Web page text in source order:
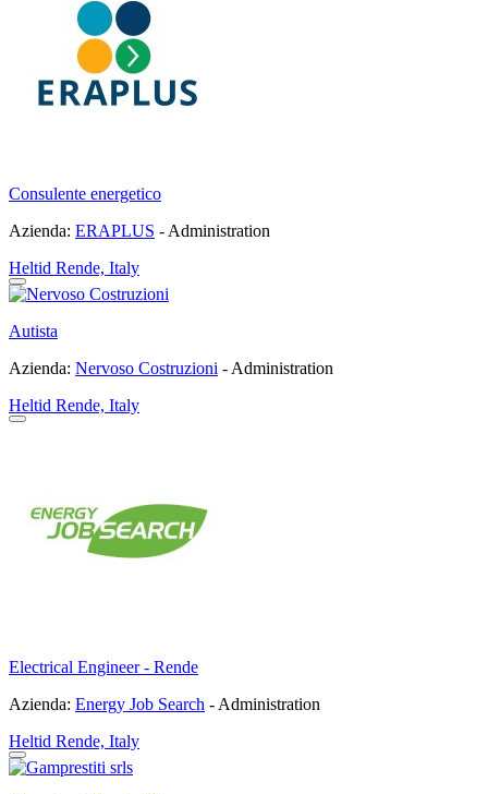
Consulente energetico
Azienda: ERAPLUS - Administration
Heltid Rende, Italy
Autista
Azienda: Nervoso Costruzioni - Administration
Heltid Rende, Italy
Electrical Engineer - Rende
Azienda: Energy Job Search - Administration
Heltid Rende, Italy